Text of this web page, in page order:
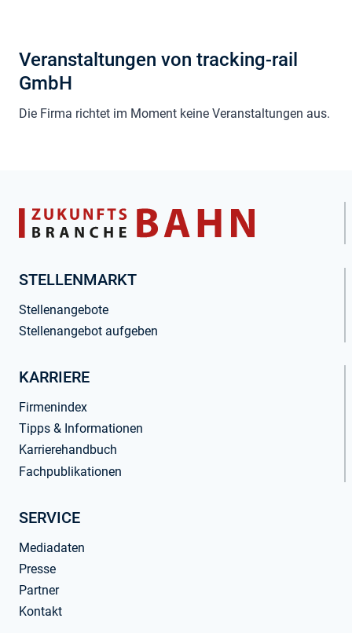
Veranstaltungen von tracking-rail
GmbH
Die Firma richtet im Moment keine Veranstaltungen aus.
STELLENMARKT
Stellenangebote
Stellenangebot aufgeben
KARRIERE
Firmenindex
Tipps & Informationen
Karrierehandbuch
Fachpublikationen
SERVICE
Mediadaten
Presse
Partner
Kontakt